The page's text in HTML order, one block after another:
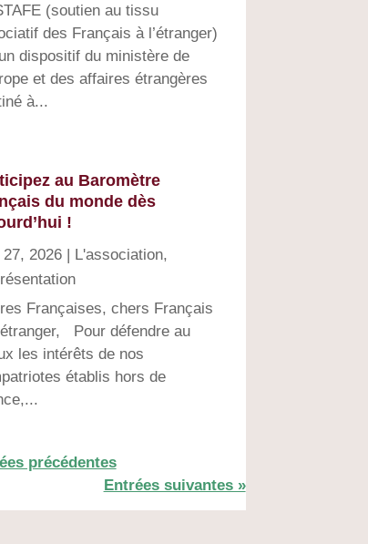
(soutien au tissu
des Français à l’étranger)
dispositif du ministère de
et des affaires étrangères
à...
au Baromètre
du monde dès
!
27, 2026| L'association,
Françaises, chers Français
Pour défendre au
les intérêts de nos
établis hors de
précédentes
Entrées suivantes »